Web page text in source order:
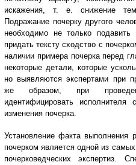
искажения, т. е. снижение
Подражание почерку другого
необходимо не только
придать тексту сходство с
наличии примера почерка перед
некоторые детали, которые
но выявляются экспертами при
же образом, при
идентифицировать
изменения почерка.
Установление факта выполнения
почерком является одной из
почерковедческих экспертиз.